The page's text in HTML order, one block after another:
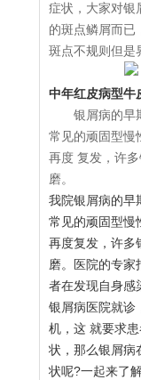
症状，大家对银
的斑点鳞屑而已
斑点不规则但是
中年红皮病型牛
银屑病的早
常见的顽固型慢
再度 复发，许
磨。
我院银屑病的早
常见的顽固型慢
再度复发，许多
磨。医院的专家
者在发现自身感
银屑病医院就诊
机，这 就要求
状，那么银屑病
状呢?一起来了